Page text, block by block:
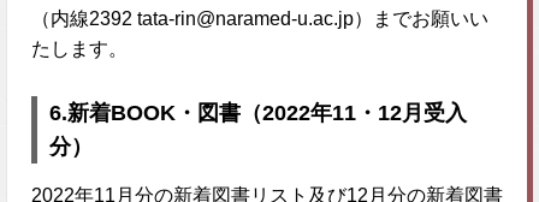
（内線2392 tata-rin@naramed-u.ac.jp）までお願いい
たします。
6.新着BOOK・図書（2022年11・12月受入
分）
2022年11月分の新着図書リスト及び12月分の新着図書